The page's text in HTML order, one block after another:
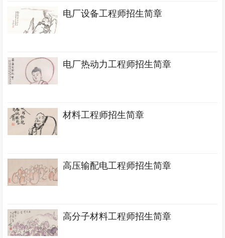
电厂设备工程师招生简章
电厂热动力工程师招生简章
材料工程师招生简章
高压输配电工程师招生简章
高分子材料工程师招生简章